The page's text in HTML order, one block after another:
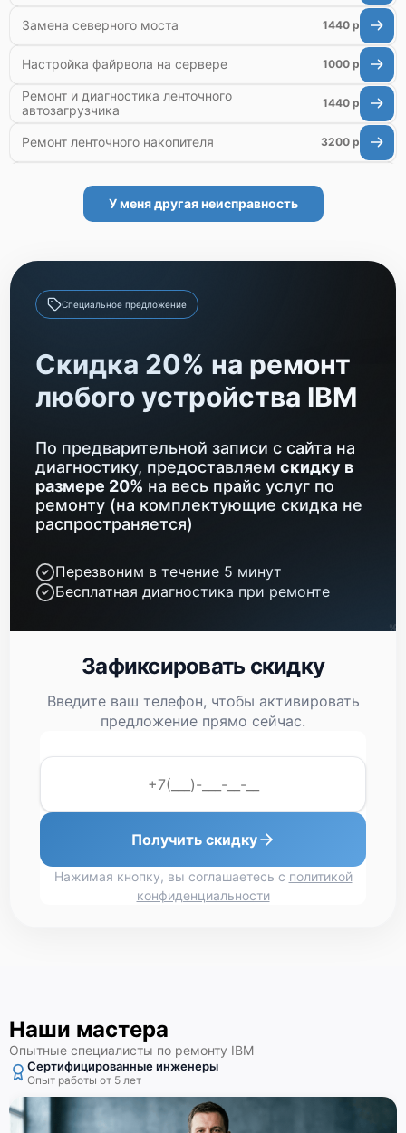
Замена северного моста 1440 р
Настройка файрвола на сервере 1000 р
Ремонт и диагностика ленточного
автозагрузчика
1440 р
Ремонт ленточного накопителя 3200 р
Ремонт СХД 4500 р
Ремонт блока питания 1200 р
Настройка оборудования
Замена блока питания 960 р
Замена материнской платы
Установка/Настройка RAID-массива, SCSI
контроллера
1440 р
Восстановление загрузчика BIOS 1920 р
У меня другая неисправность
Специальное предложение
Скидка 20% на ремонт
любого устройства IBM
По предварительной записи с сайта на
диагностику, предоставляем скидку в
размере 20% на весь прайс услуг по
ремонту (на комплектующие скидка не
распространяется)
Перезвоним в течение 5 минут
Бесплатная диагностика при ремонте
Зафиксировать скидку
Введите ваш телефон, чтобы активировать
предложение прямо сейчас.
Получить скидку
Нажимая кнопку, вы соглашаетесь с политикой
конфиденциальности
Наши мастера
Опытные специалисты по ремонту IBM
Сертифицированные инженеры
Опыт работы от 5 лет